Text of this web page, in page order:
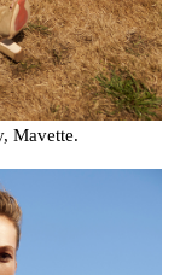
Mavette.